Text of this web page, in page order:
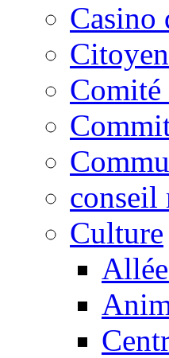
Casino
Comité
conseil
Culture